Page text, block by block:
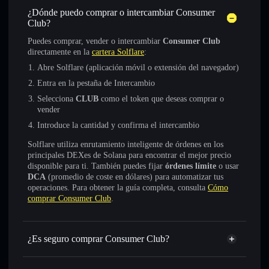
¿Dónde puedo comprar o intercambiar Consumer
Club?
Puedes comprar, vender o intercambiar Consumer Club
directamente en la cartera Solflare:
Abre Solflare (aplicación móvil o extensión del navegador)
Entra en la pestaña de Intercambio
Selecciona CLUB como el token que deseas comprar o
vender
Introduce la cantidad y confirma el intercambio
Solflare utiliza enrutamiento inteligente de órdenes en los
principales DEXes de Solana para encontrar el mejor precio
disponible para ti. También puedes fijar órdenes límite o usar
DCA (promedio de coste en dólares) para automatizar tus
operaciones. Para obtener la guía completa, consulta Cómo
comprar Consumer Club.
¿Es seguro comprar Consumer Club?
Consumer Club no está verificado